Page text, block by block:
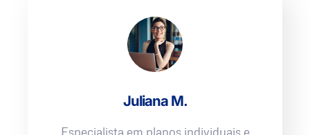
Juliana M.
Especialista em planos individuais e